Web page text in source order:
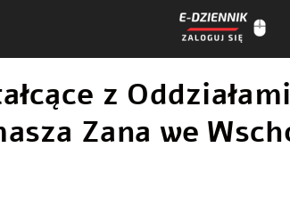
z
Zana we